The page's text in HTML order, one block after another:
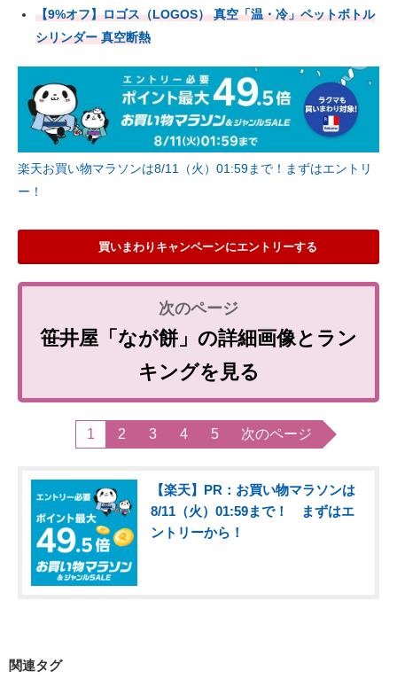
【9%オフ】ロゴス（LOGOS） 真空「温・冷」ペットボトル
シリンダー 真空断熱
楽天お買い物マラソンは8/11（火）01:59まで！まずはエントリ
ー！
買いまわりキャンペーンにエントリーする
笹井屋「なが餅」の詳細画像とラン
キングを見る
1 2 3 4 5 次のページ
【楽天】PR：お買い物マラソンは
8/11（火）01:59まで！ まずはエ
ントリーから！
関連タグ